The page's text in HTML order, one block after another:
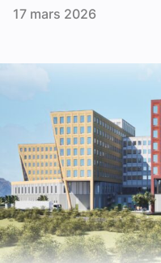
Tips oss
Ledige stillinger
eBlad
Aktivitetskalender
17 mars 2026